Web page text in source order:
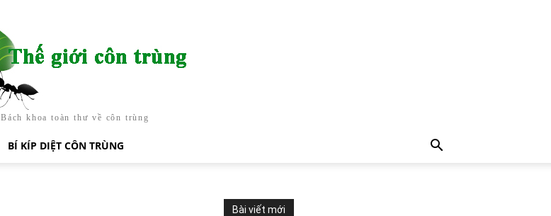
Bách khoa toàn thư về côn trùng
BÍ KÍP DIỆT CÔN TRÙNG
Bài viết mới